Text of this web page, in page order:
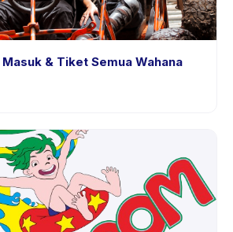
& Tiket Semua Wahana